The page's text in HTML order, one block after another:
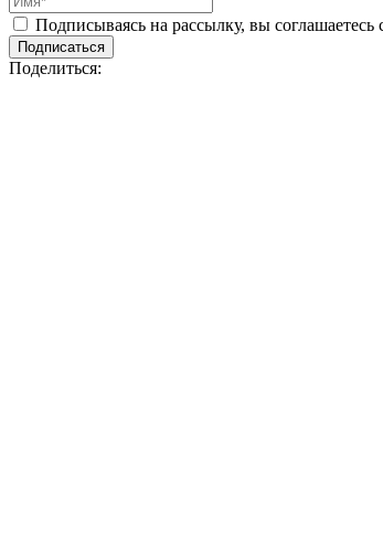
Подписываясь на рассылку, вы
Подписаться
Поделиться: